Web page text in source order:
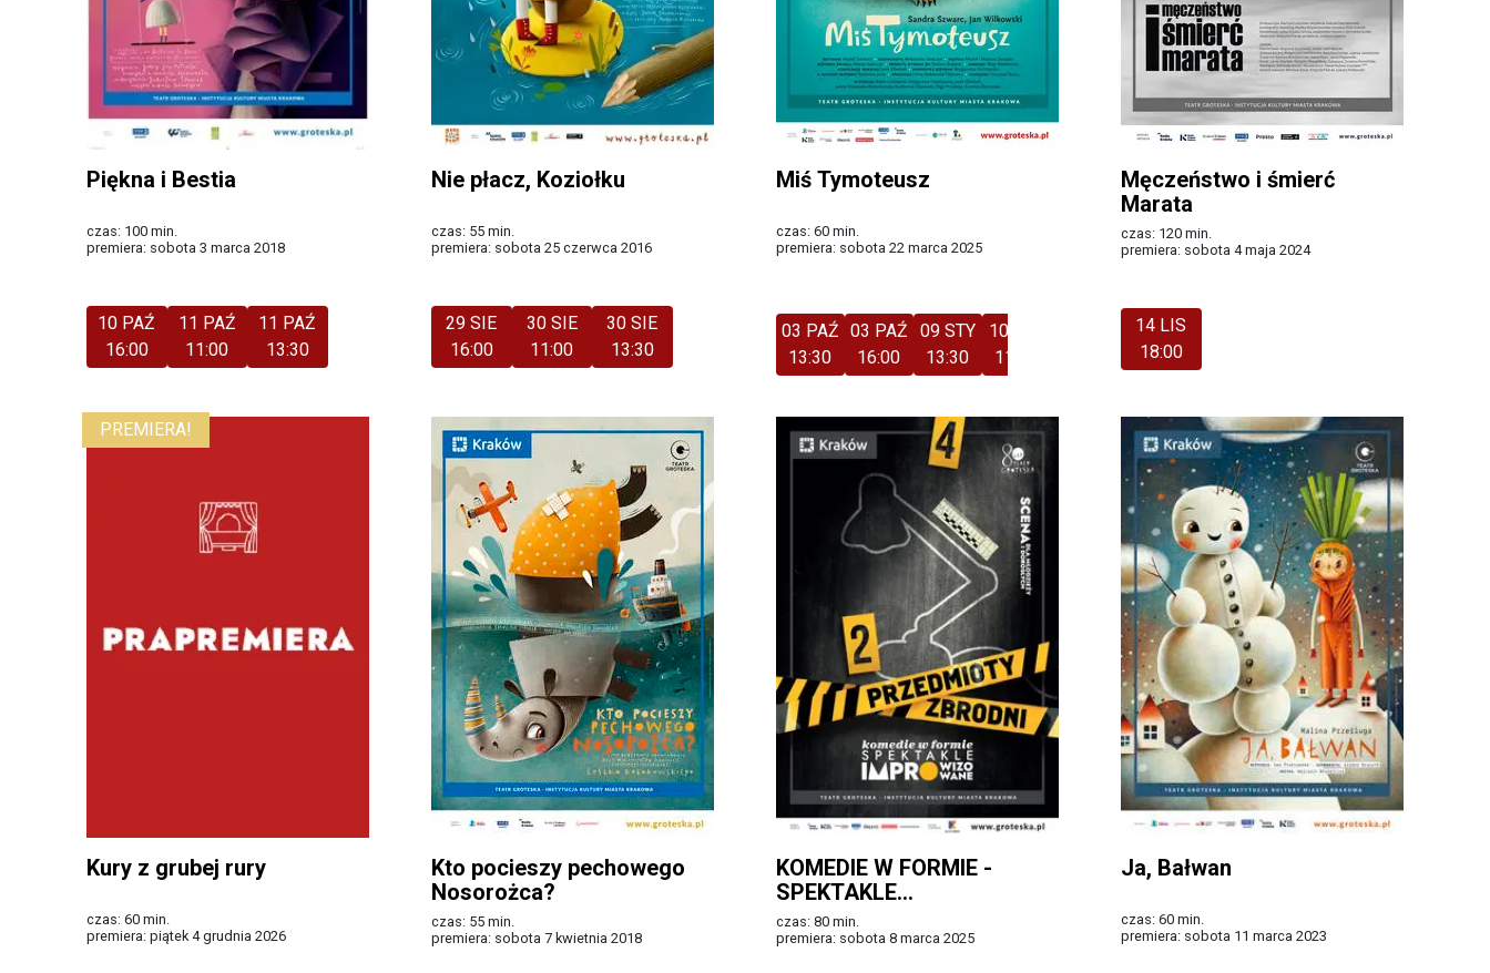
Piękna i Bestia
czas: 100 min.
premiera: sobota 3 marca 2018
10 PAŹ
16:00
11 PAŹ
11:00
11 PAŹ
13:30
Nie płacz, Koziołku
czas: 55 min.
premiera: sobota 25 czerwca 2016
29 SIE
16:00
30 SIE
11:00
30 SIE
13:30
Miś Tymoteusz
czas: 60 min.
premiera: sobota 22 marca 2025
03 PAŹ
13:30
03 PAŹ
16:00
09 STY
13:30
10 STY
11:00
Męczeństwo i śmierć
Marata
czas: 120 min.
premiera: sobota 4 maja 2024
14 LIS
18:00
PREMIERA!
Kury z grubej rury
czas: 60 min.
premiera: piątek 4 grudnia 2026
Kto pocieszy pechowego
Nosorożca?
czas: 55 min.
premiera: sobota 7 kwietnia 2018
KOMEDIE W FORMIE -
SPEKTAKLE
IMPROWIZOWANE:
Przedmioty zbrodni
czas: 80 min.
premiera: sobota 8 marca 2025
Ja, Bałwan
czas: 60 min.
premiera: sobota 11 marca 2023